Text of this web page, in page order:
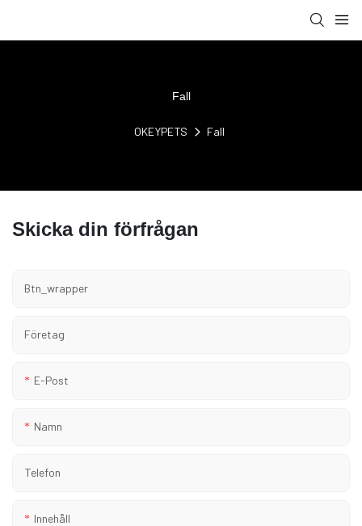
Fall
OKEYPETS Fall
Skicka din förfrågan
Btn_wrapper
Företag
E-Post
Namn
Telefon
Innehåll